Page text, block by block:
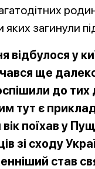
яких загинули
відбулося у
ще
до тих
тут є
поїхав у
зі сходу
став